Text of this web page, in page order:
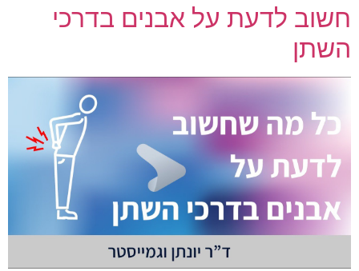
חשוב לדעת על אבנים בדרכי
השתן